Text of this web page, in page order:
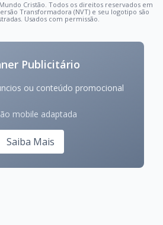
Cristão. Todos os direitos reservados em
Transformadora (NVT) e seu logotipo são
Usados com permissão.
Publicitário
ou conteúdo promocional
mobile adaptada
Saiba Mais